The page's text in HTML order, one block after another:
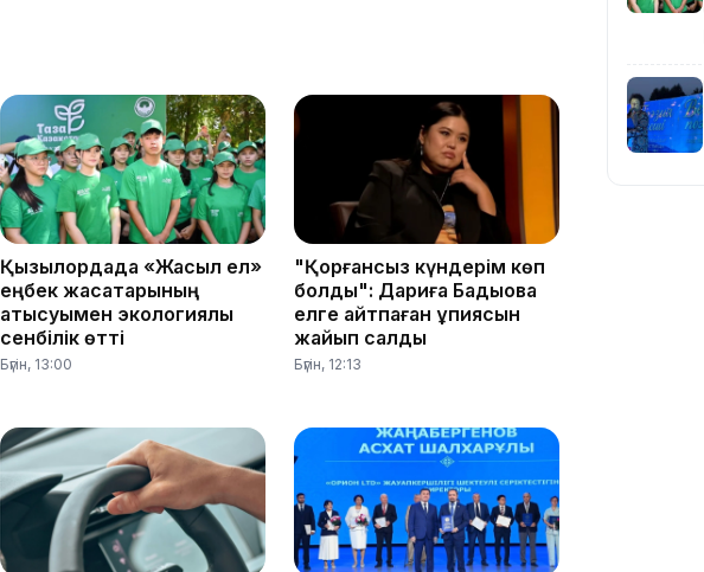
Қызылордада «Жасыл ел»
еңбек жасақтарының
қатысуымен экологиялық
сенбілік өтті
Бүгін, 13:00
"Қорғансыз күндерім көп
болды": Дариға Бадықова
елге айтпаған құпиясын
жайып салды
Бүгін, 12:13
11:54